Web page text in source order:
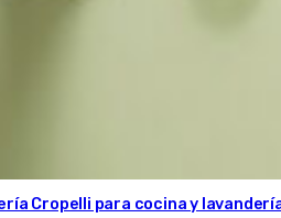
Cropelli para cocina y